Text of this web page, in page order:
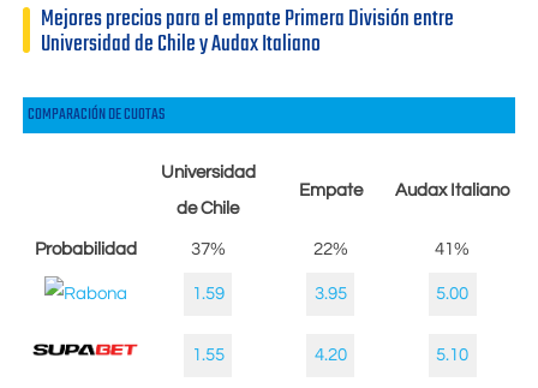
Mejores precios para el empate Primera División entre
Universidad de Chile y Audax Italiano
COMPARACIÓN DE CUOTAS
Universidad
de Chile
Empate Audax Italiano
Probabilidad 37% 22% 41%
1.59 3.95 5.00
1.55 4.20 5.10